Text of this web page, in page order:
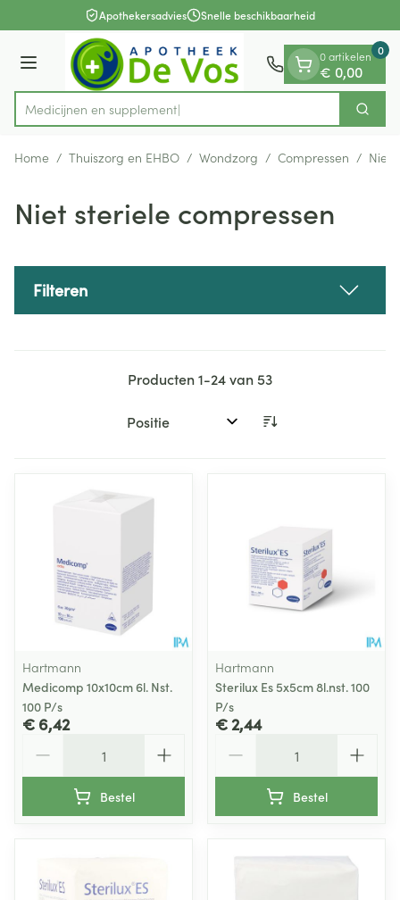
Ga naar de inhoudApothekersadvies Snelle beschikbaarheid
Menu
Product, merk, categorie...
Medi Zoek
0 artikelen
€ 0,00
0
Home / Thuiszorg en EHBO / Wondzorg / Compressen / Niet
Niet steriele compressen
Filteren
Producten1-24van53
Sorteer op:
Hartmann
Medicomp 10x10cm 6l. Nst.
100 P/s
€ 6,42
Bestel
Hartmann
Sterilux Es 5x5cm 8l.nst. 100
P/s
€ 2,44
Bestel